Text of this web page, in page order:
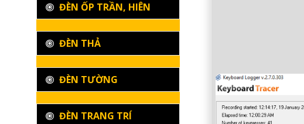
ĐÈN ỐP TRẦN, HIÊN
ĐÈN THẢ
ĐÈN TƯỜNG
ĐÈN TRANG TRÍ